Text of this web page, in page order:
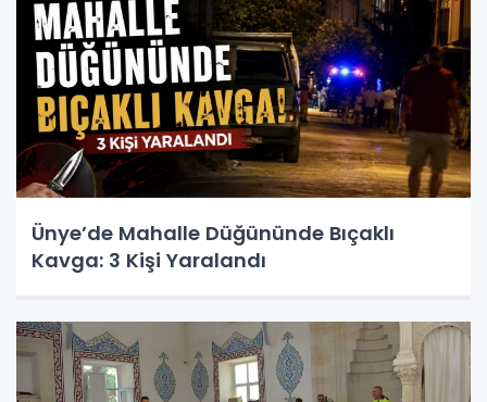
Ünye’de Mahalle Düğününde Bıçaklı
Kavga: 3 Kişi Yaralandı